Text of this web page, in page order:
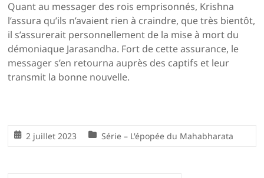
Quant au messager des rois emprisonnés, Krishna
l’assura qu’ils n’avaient rien à craindre, que très bientôt,
il s’assurerait personnellement de la mise à mort du
démoniaque Jarasandha. Fort de cette assurance, le
messager s’en retourna auprès des captifs et leur
transmit la bonne nouvelle.
2 juillet 2023 Série – L'épopée du Mahabharata